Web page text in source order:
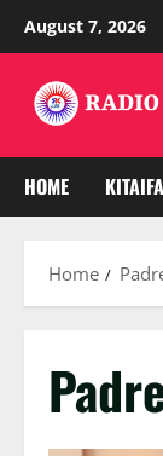
August 7, 2026
HOME KITAIFA
Home